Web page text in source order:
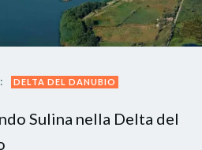
DELTA DEL DANUBIO
Sulina nella Delta del